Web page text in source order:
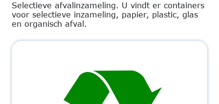
Selectieve afvalinzameling. U vindt er containers
voor selectieve inzameling, papier, plastic, glas
en organisch afval.